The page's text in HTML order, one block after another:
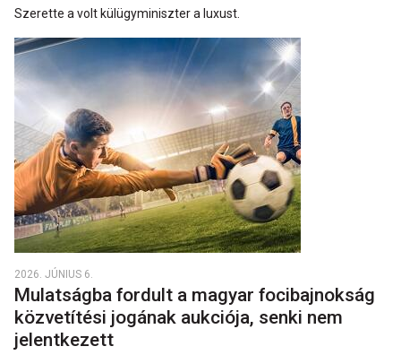
Szerette a volt külügyminiszter a luxust.
2026. JÚNIUS 6.
Mulatságba fordult a magyar focibajnokság
közvetítési jogának aukciója, senki nem
jelentkezett